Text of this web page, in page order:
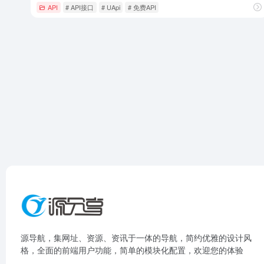
API # API接口 # UApi # 免费API
源导航，集网址、资源、资讯于一体的导航，简约优雅的设计风
格，全面的前端用户功能，简单的模块化配置，欢迎您的体验